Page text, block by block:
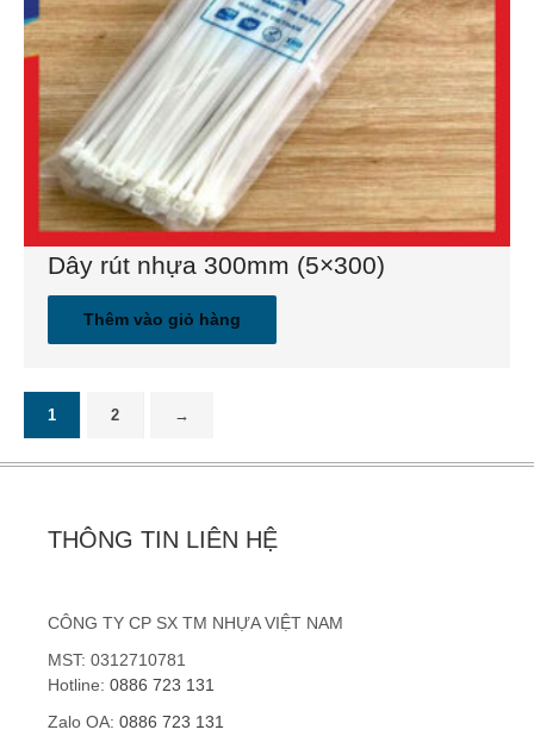
Dây rút nhựa 300mm (5×300)
Thêm vào giỏ hàng
1 2 →
THÔNG TIN LIÊN HỆ
CÔNG TY CP SX TM NHỰA VIỆT NAM
MST: 0312710781
Hotline: 0886 723 131
Zalo OA: 0886 723 131